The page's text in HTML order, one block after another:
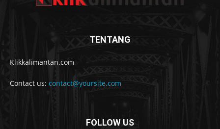
TENTANG
Klikkalimantan.com
Contact us: contact@yoursite.com
FOLLOW US